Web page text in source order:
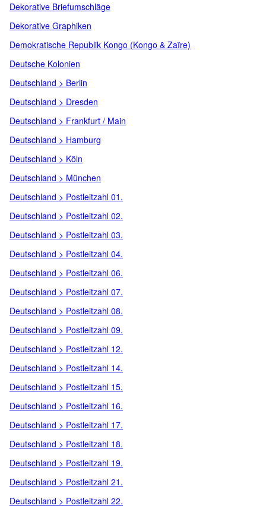
Dekorative Briefumschläge
Dekorative Graphiken
Demokratische Republik Kongo (Kongo & Zaïre)
Deutsche Kolonien
Deutschland > Berlin
Deutschland > Dresden
Deutschland > Frankfurt / Main
Deutschland > Hamburg
Deutschland > Köln
Deutschland > München
Deutschland > Postleitzahl 01.
Deutschland > Postleitzahl 02.
Deutschland > Postleitzahl 03.
Deutschland > Postleitzahl 04.
Deutschland > Postleitzahl 06.
Deutschland > Postleitzahl 07.
Deutschland > Postleitzahl 08.
Deutschland > Postleitzahl 09.
Deutschland > Postleitzahl 12.
Deutschland > Postleitzahl 14.
Deutschland > Postleitzahl 15.
Deutschland > Postleitzahl 16.
Deutschland > Postleitzahl 17.
Deutschland > Postleitzahl 18.
Deutschland > Postleitzahl 19.
Deutschland > Postleitzahl 21.
Deutschland > Postleitzahl 22.